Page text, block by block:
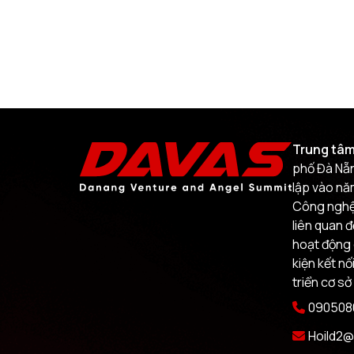
Trung
phố Đà
lập vào
Công
liên quan
hoạt động
kiện kết
triển cơ